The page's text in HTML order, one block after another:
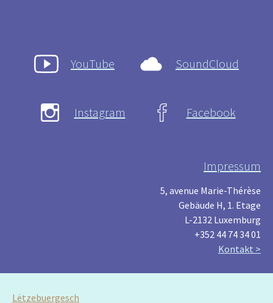
YouTube SoundCloud
Instagram Facebook
Impressum
5, avenue Marie-Thérèse
Gebäude H, 1. Etage
L-2132 Luxemburg
+352 44 74 34 01
Kontakt >
Lëtzebuergesch